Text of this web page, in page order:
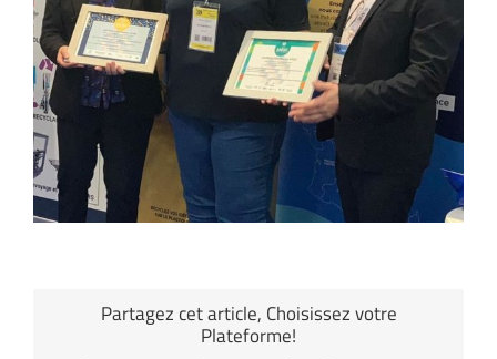
Partagez cet article, Choisissez votre
Plateforme!